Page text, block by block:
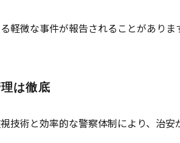
軽微な事件が報告されることがあり
は徹底
技術と効率的な警察体制により、治